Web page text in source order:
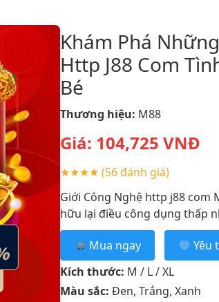
Khám Phá
Http J88 Com
Bé
Thương hiệu: M88
Giá: 104,725 VNĐ
★★★★ (56 đánh giá)
Giới Công Nghệ http j88 com
hữu lại điều công dụng thấp
Mua ngay
Yêu
Kích thước: M / L / XL
Màu sắc: Đen, Trắng, Xanh